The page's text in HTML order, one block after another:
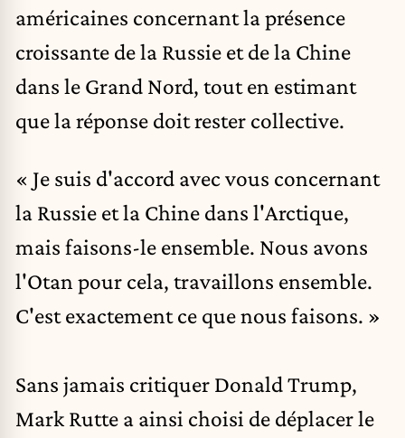
américaines concernant la présence
croissante de la Russie et de la Chine
dans le Grand Nord, tout en estimant
que la réponse doit rester collective.
« Je suis d'accord avec vous concernant
la Russie et la Chine dans l'Arctique,
mais faisons-le ensemble. Nous avons
l'Otan pour cela, travaillons ensemble.
C'est exactement ce que nous faisons. »
Sans jamais critiquer Donald Trump,
Mark Rutte a ainsi choisi de déplacer le